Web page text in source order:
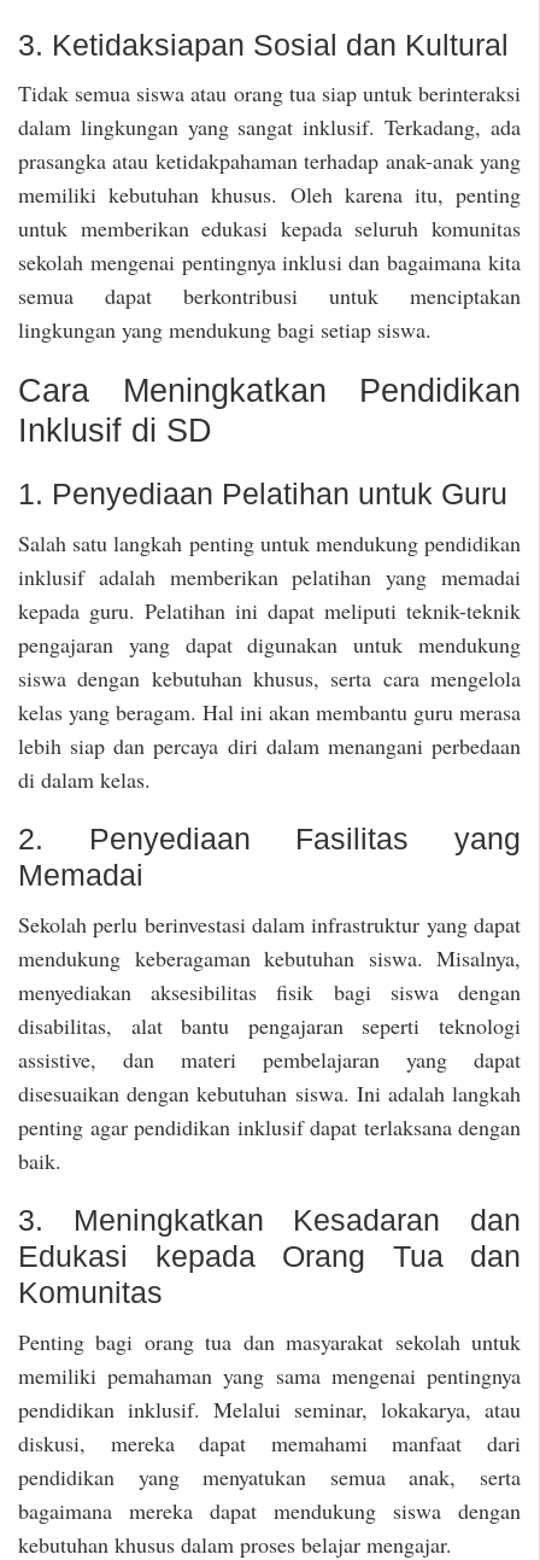
3. Ketidaksiapan Sosial dan Kultural
Tidak semua siswa atau orang tua siap untuk berinteraksi
dalam lingkungan yang sangat inklusif. Terkadang, ada
prasangka atau ketidakpahaman terhadap anak-anak yang
memiliki kebutuhan khusus. Oleh karena itu, penting
untuk memberikan edukasi kepada seluruh komunitas
sekolah mengenai pentingnya inklusi dan bagaimana kita
semua dapat berkontribusi untuk menciptakan
lingkungan yang mendukung bagi setiap siswa.
Cara Meningkatkan Pendidikan
Inklusif di SD
1. Penyediaan Pelatihan untuk Guru
Salah satu langkah penting untuk mendukung pendidikan
inklusif adalah memberikan pelatihan yang memadai
kepada guru. Pelatihan ini dapat meliputi teknik-teknik
pengajaran yang dapat digunakan untuk mendukung
siswa dengan kebutuhan khusus, serta cara mengelola
kelas yang beragam. Hal ini akan membantu guru merasa
lebih siap dan percaya diri dalam menangani perbedaan
di dalam kelas.
2. Penyediaan Fasilitas yang
Memadai
Sekolah perlu berinvestasi dalam infrastruktur yang dapat
mendukung keberagaman kebutuhan siswa. Misalnya,
menyediakan aksesibilitas fisik bagi siswa dengan
disabilitas, alat bantu pengajaran seperti teknologi
assistive, dan materi pembelajaran yang dapat
disesuaikan dengan kebutuhan siswa. Ini adalah langkah
penting agar pendidikan inklusif dapat terlaksana dengan
baik.
3. Meningkatkan Kesadaran dan
Edukasi kepada Orang Tua dan
Komunitas
Penting bagi orang tua dan masyarakat sekolah untuk
memiliki pemahaman yang sama mengenai pentingnya
pendidikan inklusif. Melalui seminar, lokakarya, atau
diskusi, mereka dapat memahami manfaat dari
pendidikan yang menyatukan semua anak, serta
bagaimana mereka dapat mendukung siswa dengan
kebutuhan khusus dalam proses belajar mengajar.